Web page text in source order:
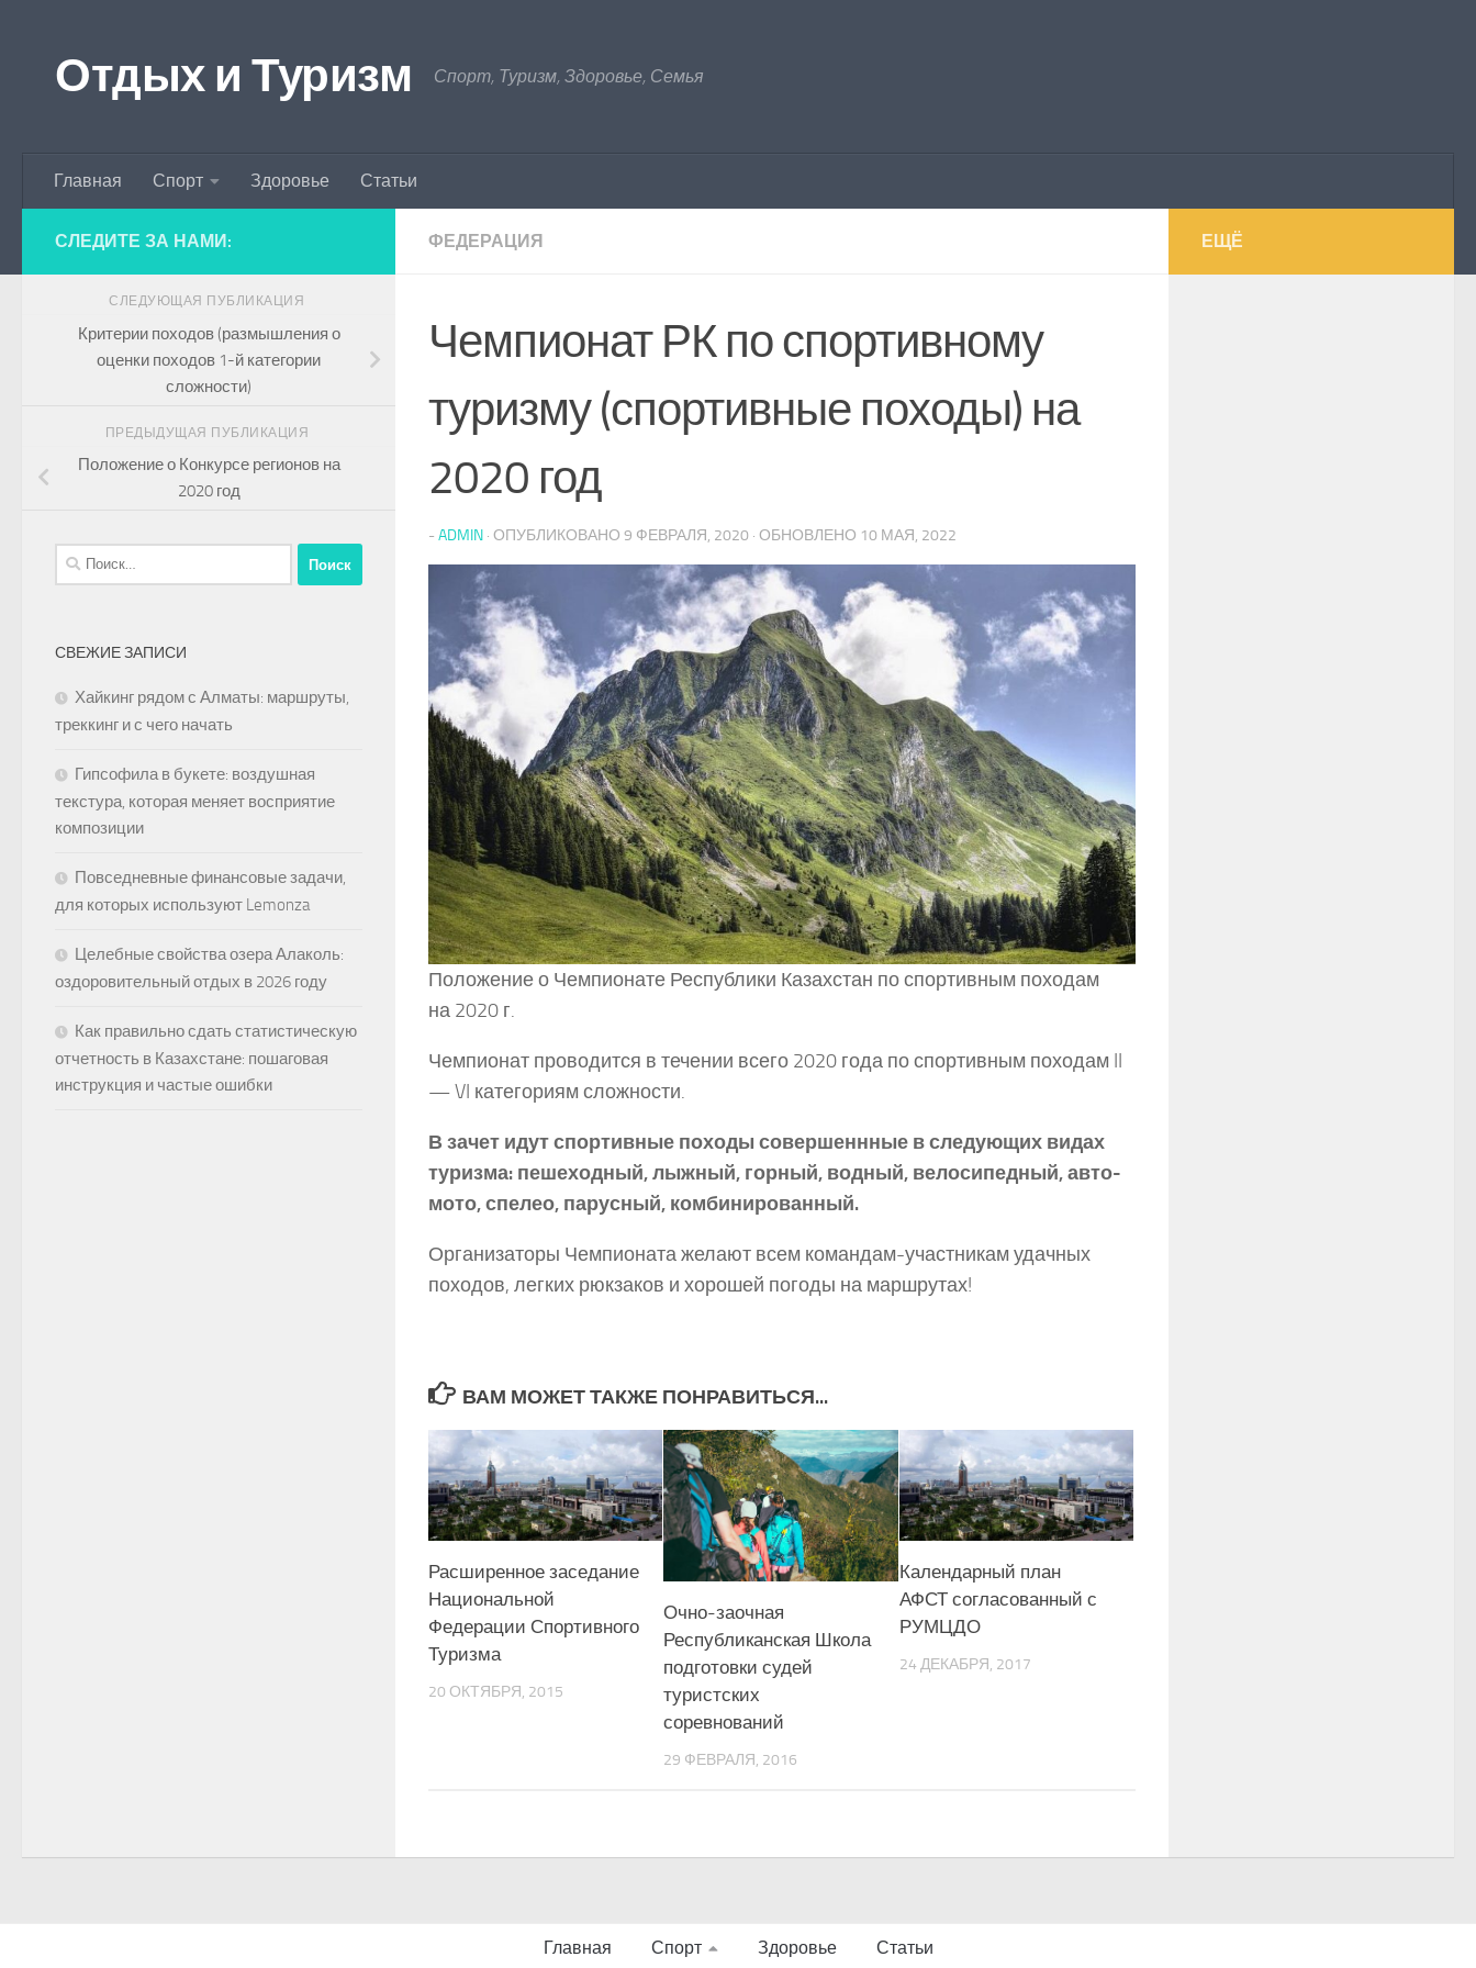
Отдых и Туризм Спорт, Туризм, Здоровье, Семья
Главная Спорт Здоровье Статьи
ФЕДЕРАЦИЯ
Чемпионат РК по спортивному
туризму (спортивные походы) на
2020 год
- ADMIN · ОПУБЛИКОВАНО 9 ФЕВРАЛЯ, 2020 · ОБНОВЛЕНО 10 МАЯ, 2022
Положение о Чемпионате Республики Казахстан по спортивным походам
на 2020 г.
Чемпионат проводится в течении всего 2020 года по спортивным походам II
— VI категориям сложности.
В зачет идут спортивные походы совершеннные в следующих видах
туризма: пешеходный, лыжный, горный, водный, велосипедный, авто-
мото, спелео, парусный, комбинированный.
Организаторы Чемпионата желают всем командам-участникам удачных
походов, легких рюкзаков и хорошей погоды на маршрутах!
ВАМ МОЖЕТ ТАКЖЕ ПОНРАВИТЬСЯ...
Расширенное заседание
Национальной
Федерации Спортивного
Туризма
20 ОКТЯБРЯ, 2015
Очно-заочная
Республиканская Школа
подготовки судей
туристских
соревнований
29 ФЕВРАЛЯ, 2016
Календарный план
АФСТ согласованный с
РУМЦДО
24 ДЕКАБРЯ, 2017
СЛЕДИТЕ ЗА НАМИ:
СЛЕДУЮЩАЯ ПУБЛИКАЦИЯ
Критерии походов (размышления о
оценки походов 1-й категории
сложности)
ПРЕДЫДУЩАЯ ПУБЛИКАЦИЯ
Положение о Конкурсе регионов на
2020 год
Найти:
СВЕЖИЕ ЗАПИСИ
Хайкинг рядом с Алматы: маршруты,
треккинг и с чего начать
Гипсофила в букете: воздушная
текстура, которая меняет восприятие
композиции
Повседневные финансовые задачи,
для которых используют Lemonza
Целебные свойства озера Алаколь:
оздоровительный отдых в 2026 году
Как правильно сдать статистическую
отчетность в Казахстане: пошаговая
инструкция и частые ошибки
ЕЩЁ
Главная Спорт Здоровье Статьи